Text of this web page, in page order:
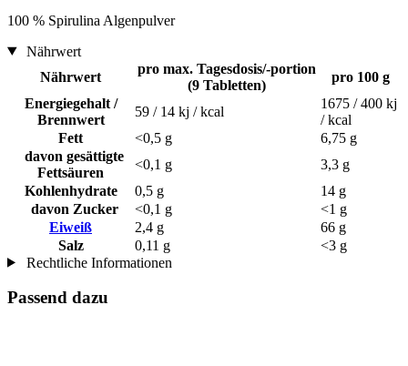
100 % Spirulina Algenpulver
Nährwert
Nährwert
pro max. Tagesdosis/-portion
(9 Tabletten)
pro 100 g
Energiegehalt /
Brennwert
59 / 14 kj / kcal
1675 / 400 kj
/ kcal
Fett
<0,5 g
6,75 g
davon gesättigte
Fettsäuren
<0,1 g
3,3 g
Kohlenhydrate
0,5 g
14 g
davon Zucker
<0,1 g
<1 g
Eiweiß
2,4 g
66 g
Salz
0,11 g
<3 g
Rechtliche Informationen
Passend dazu